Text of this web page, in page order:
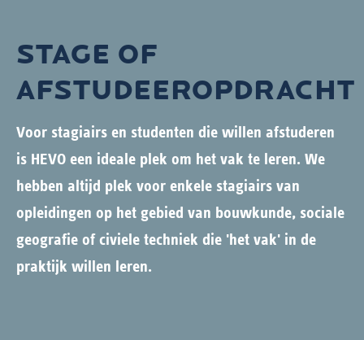
STAGE OF
AFSTUDEEROPDRACHT
Voor stagiairs en studenten die willen afstuderen
is HEVO een ideale plek om het vak te leren. We
hebben altijd plek voor enkele stagiairs van
opleidingen op het gebied van bouwkunde, sociale
geografie of civiele techniek die 'het vak' in de
praktijk willen leren.